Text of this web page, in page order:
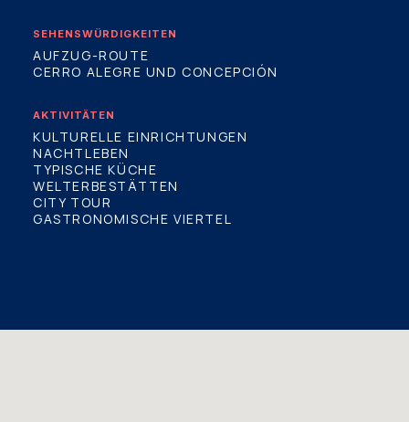
SEHENSWÜRDIGKEITEN
AUFZUG-ROUTE
CERRO ALEGRE UND CONCEPCIÓN
AKTIVITÄTEN
KULTURELLE EINRICHTUNGEN
NACHTLEBEN
TYPISCHE KÜCHE
WELTERBESTÄTTEN
CITY TOUR
GASTRONOMISCHE VIERTEL